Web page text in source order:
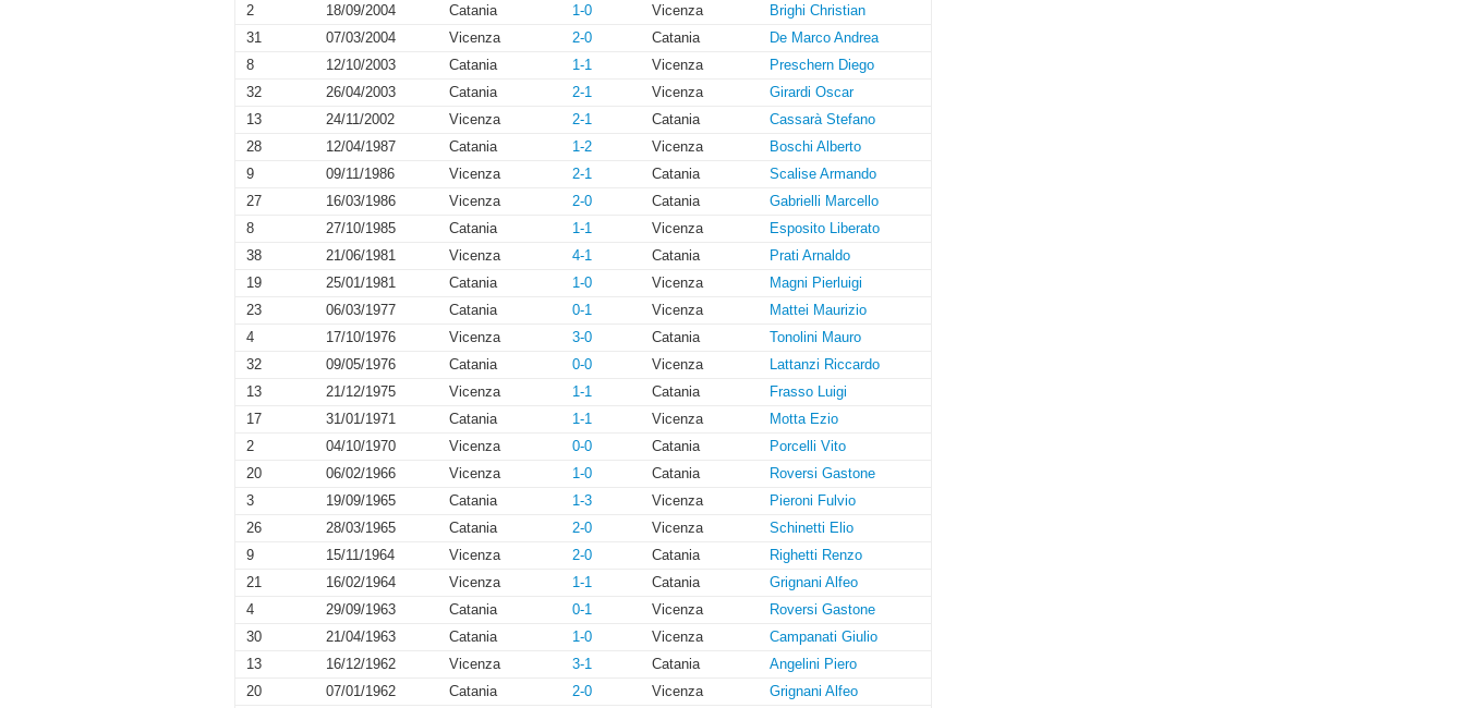
2
18/09/2004 Catania 1-0 Vicenza
Brighi Christian
31
07/03/2004 Vicenza 2-0 Catania
De Marco Andrea
8
12/10/2003 Catania 1-1 Vicenza
Preschern Diego
32
26/04/2003 Catania 2-1 Vicenza
Girardi Oscar
13
24/11/2002 Vicenza 2-1 Catania
Cassarà Stefano
28
12/04/1987 Catania 1-2 Vicenza
Boschi Alberto
9
09/11/1986 Vicenza 2-1 Catania
Scalise Armando
27
16/03/1986 Vicenza 2-0 Catania
Gabrielli Marcello
8
27/10/1985 Catania 1-1 Vicenza
Esposito Liberato
38
21/06/1981 Vicenza 4-1 Catania
Prati Arnaldo
19
25/01/1981 Catania 1-0 Vicenza
Magni Pierluigi
23
06/03/1977 Catania 0-1 Vicenza
Mattei Maurizio
4
17/10/1976 Vicenza 3-0 Catania
Tonolini Mauro
32
09/05/1976 Catania 0-0 Vicenza
Lattanzi Riccardo
13
21/12/1975 Vicenza 1-1 Catania
Frasso Luigi
17
31/01/1971 Catania 1-1 Vicenza
Motta Ezio
2
04/10/1970 Vicenza 0-0 Catania
Porcelli Vito
20
06/02/1966 Vicenza 1-0 Catania
Roversi Gastone
3
19/09/1965 Catania 1-3 Vicenza
Pieroni Fulvio
26
28/03/1965 Catania 2-0 Vicenza
Schinetti Elio
9
15/11/1964 Vicenza 2-0 Catania
Righetti Renzo
21
16/02/1964 Vicenza 1-1 Catania
Grignani Alfeo
4
29/09/1963 Catania 0-1 Vicenza
Roversi Gastone
30
21/04/1963 Catania 1-0 Vicenza
Campanati Giulio
13
16/12/1962 Vicenza 3-1 Catania
Angelini Piero
20
07/01/1962 Catania 2-0 Vicenza
Grignani Alfeo